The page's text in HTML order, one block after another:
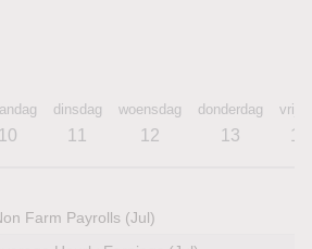
10
dinsdag
11
woensdag
12
donderdag
13 14
Farm Payrolls (Jul)